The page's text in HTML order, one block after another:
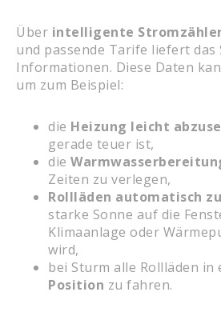
Über intelligente
und passende Tarife liefert
Informationen. Diese Daten
um zum Beispiel:
die Heizung leicht
gerade teuer ist,
die
Zeiten zu verlegen,
Rollläden automatisch
starke Sonne auf die
Klimaanlage oder
wird,
bei Sturm alle Rollläden in
Position zu fahren.